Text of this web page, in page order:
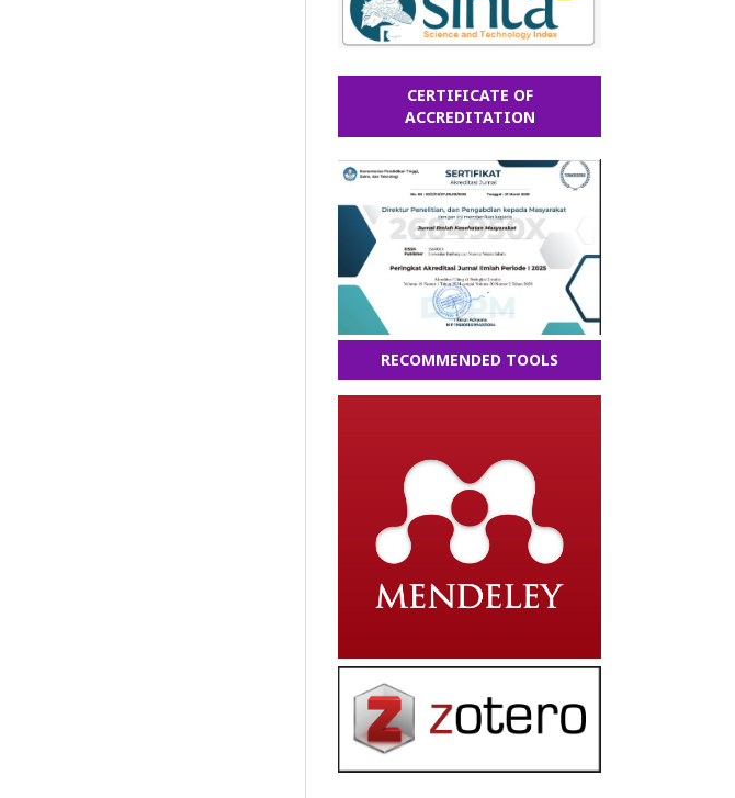
CERTIFICATE OF
ACCREDITATION
RECOMMENDED TOOLS